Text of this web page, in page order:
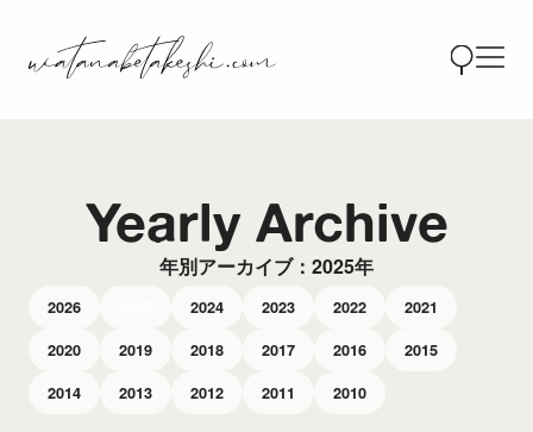
年別アーカイブ：2025年
Yearly Archive
2026 2024 2023 2022
2021
2020
2019 2018 2017 2016
2015
2014
2013 2012 2011 2010